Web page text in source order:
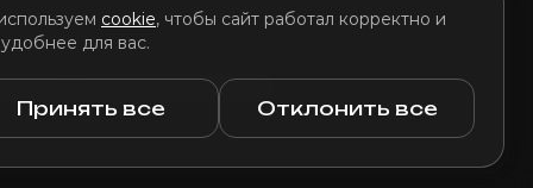
cookie, чтобы сайт работал корректно и
для вас.
Принять все Отклонить все
использования файлов cookie